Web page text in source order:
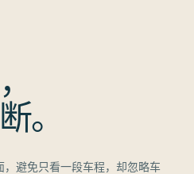
。
避免只看一段车程，却忽略车